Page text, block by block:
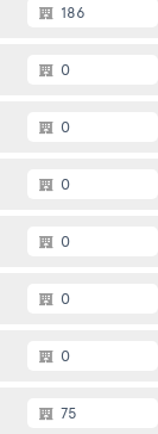
186
0
0
0
0
0
0
75